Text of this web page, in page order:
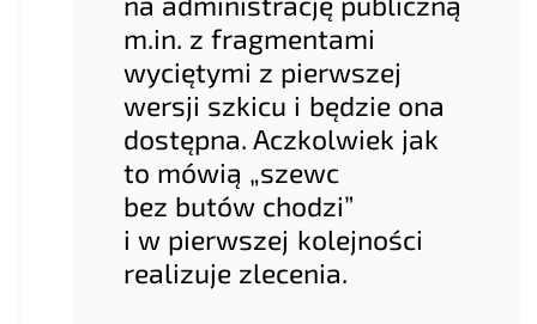
m.in. z fragmentami
wyciętymi z pierwszej
wersji szkicu i będzie ona
dostępna. Aczkolwiek jak
to mówią „szewc
bez butów chodzi”
i w pierwszej kolejności
realizuje zlecenia.